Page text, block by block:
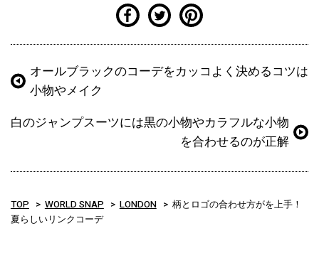
オールブラックのコーデをカッコよく決めるコツは
小物やメイク
白のジャンプスーツには黒の小物やカラフルな小物
を合わせるのが正解
TOP WORLD SNAP LONDON
柄とロゴの合わせ方がを上手！
夏らしいリンクコーデ